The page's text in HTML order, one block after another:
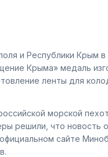
и Республики
Крыма» медаль
ленты для
морской
решили, что
сайте